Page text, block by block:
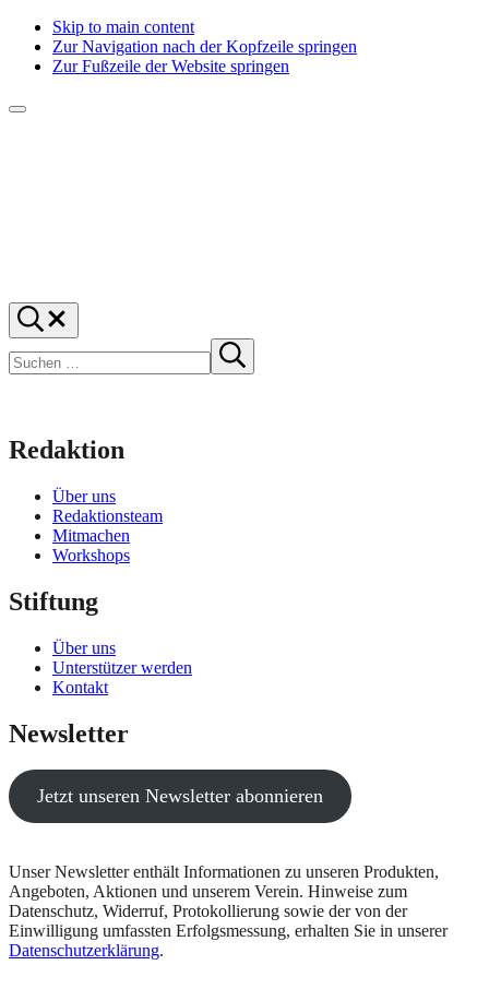
Skip to main content
Zur Navigation nach der Kopfzeile springen
Zur Fußzeile der Website springen
Menü
f1rstlife
Und
was
denkst
du?
Suchen
…
Suche
starten
Redaktion
Über uns
Redaktionsteam
Mitmachen
Workshops
Stiftung
Über uns
Unterstützer werden
Kontakt
Newsletter
Jetzt unseren Newsletter abonnieren
Unser Newsletter enthält Informationen zu unseren Produkten,
Angeboten, Aktionen und unserem Verein. Hinweise zum
Datenschutz, Widerruf, Protokollierung sowie der von der
Einwilligung umfassten Erfolgsmessung, erhalten Sie in unserer
Datenschutzerklärung.